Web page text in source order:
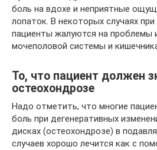
боль на вдохе и неприятные
лопаток. В некоторых случаях
пациенты жалуются на проблемы
мочеполовой системы и
То, что пациент должен
остеохондрозе
Надо отметить, что многие
боль при дегенеративных
дисках (остеохондрозе) в
случаев хорошо лечится как с